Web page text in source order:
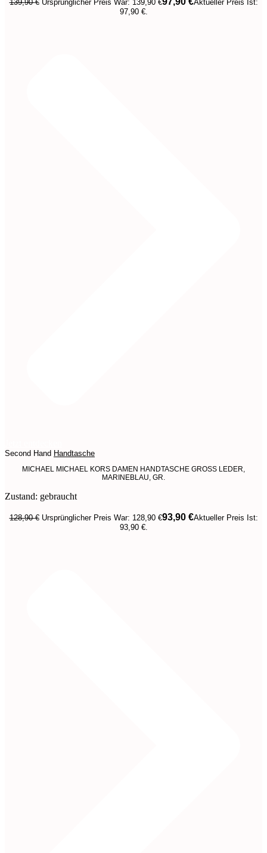
139,90€ Ursprünglicher Preis War: 139,90 €
Aktueller Preis Ist:
97,90 €.
Second Hand Handtasche
MICHAEL MICHAEL KORS DAMEN HANDTASCHE GROSS LEDER,
MARINEBLAU, GR.
Zustand: gebraucht
128,90€ Ursprünglicher Preis War: 128,90 €93,90 €Aktueller Preis Ist:
93,90 €.